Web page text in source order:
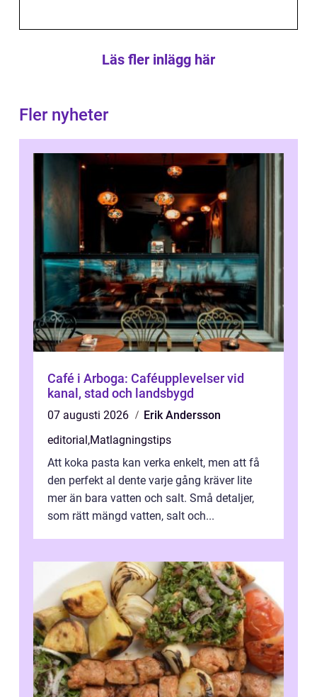
Läs fler inlägg här
Fler nyheter
Café i Arboga: Caféupplevelser vid
kanal, stad och landsbygd
07 augusti 2026
Erik Andersson
editorial,Matlagningstips
Att koka pasta kan verka enkelt, men att få
den perfekt al dente varje gång kräver lite
mer än bara vatten och salt. Små detaljer,
som rätt mängd vatten, salt och...